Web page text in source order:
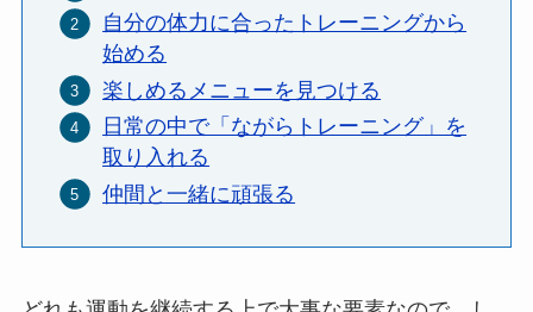
自分の体力に合ったトレーニングから
始める
楽しめるメニューを見つける
日常の中で「ながらトレーニング」を
取り入れる
仲間と一緒に頑張る